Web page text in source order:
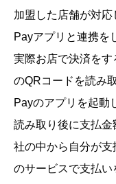
加盟した店舗が対
Payアプリと連携を
実際お店で決済を
のQRコードを読み
Payのアプリを起動
読み取り後に支払
社の中から自分が
のサービスで支払い